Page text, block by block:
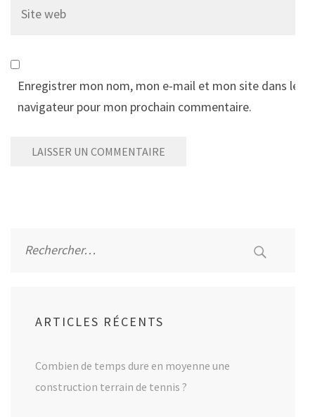
web
Enregistrer mon nom, mon e-mail et mon site dans le
navigateur pour mon prochain commentaire.
ARTICLES RÉCENTS
Combien de temps dure en moyenne une
construction terrain de tennis ?